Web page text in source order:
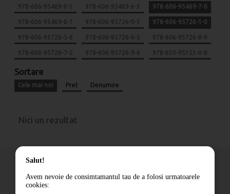
978-606-95469-0-1 978-606-95469-6-3 978-606-95469-7-0
978-606-95469-8-7 978-606-95726-0-3 978-606-95726-1-0
978-606-95726-5-8 978-606-95726-6-5 978-606-95726-8-9
978-606-95726-7-2 978-606-95726-9-6 978-630-95153-0-8
Sortare
Cele mai noi Pret Denumire
Nici un rezultat
Cum comand
Salut!
Avem nevoie de consimtamantul tau de a folosi urmatoarele
cookies: